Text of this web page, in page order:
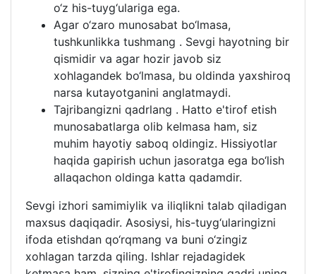
o‘z his-tuyg‘ulariga ega.
Agar o‘zaro munosabat bo‘lmasa,
tushkunlikka tushmang . Sevgi hayotning bir
qismidir va agar hozir javob siz
xohlagandek bo‘lmasa, bu oldinda yaxshiroq
narsa kutayotganini anglatmaydi.
Tajribangizni qadrlang . Hatto e'tirof etish
munosabatlarga olib kelmasa ham, siz
muhim hayotiy saboq oldingiz. Hissiyotlar
haqida gapirish uchun jasoratga ega bo‘lish
allaqachon oldinga katta qadamdir.
Sevgi izhori samimiylik va iliqlikni talab qiladigan
maxsus daqiqadir. Asosiysi, his-tuyg‘ularingizni
ifoda etishdan qo‘rqmang va buni o‘zingiz
xohlagan tarzda qiling. Ishlar rejadagidek